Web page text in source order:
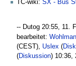
TC-wiki: SX - Bus
--‎ Dutog 20:55, 11.
bearbeitet:
(CEST), Uslex (
(Diskussion) 10:36,